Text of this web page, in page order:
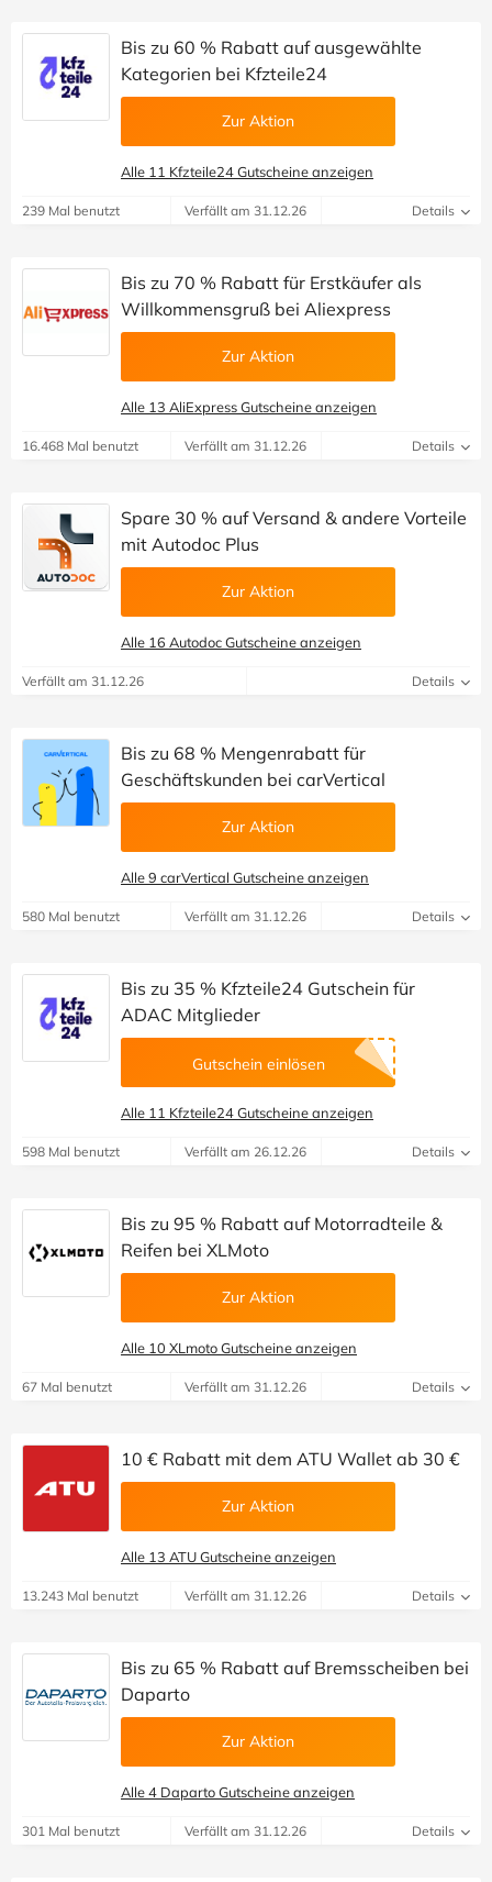
Bis zu 60 % Rabatt auf ausgewählte
Kategorien bei Kfzteile24
Zur Aktion
Alle 11 Kfzteile24 Gutscheine anzeigen
239 Mal benutzt Verfällt am 31.12.26 Details
Bis zu 70 % Rabatt für Erstkäufer als
Willkommensgruß bei Aliexpress
Zur Aktion
Alle 13 AliExpress Gutscheine anzeigen
16.468 Mal benutzt Verfällt am 31.12.26 Details
Spare 30 % auf Versand & andere Vorteile
mit Autodoc Plus
Zur Aktion
Alle 16 Autodoc Gutscheine anzeigen
Verfällt am 31.12.26 Details
Bis zu 68 % Mengenrabatt für
Geschäftskunden bei carVertical
Zur Aktion
Alle 9 carVertical Gutscheine anzeigen
580 Mal benutzt Verfällt am 31.12.26 Details
Bis zu 35 % Kfzteile24 Gutschein für
ADAC Mitglieder
Gutschein einlösen
Alle 11 Kfzteile24 Gutscheine anzeigen
598 Mal benutzt Verfällt am 26.12.26 Details
Bis zu 95 % Rabatt auf Motorradteile &
Reifen bei XLMoto
Zur Aktion
Alle 10 XLmoto Gutscheine anzeigen
67 Mal benutzt Verfällt am 31.12.26 Details
10 € Rabatt mit dem ATU Wallet ab 30 €
Zur Aktion
Alle 13 ATU Gutscheine anzeigen
13.243 Mal benutzt Verfällt am 31.12.26 Details
Bis zu 65 % Rabatt auf Bremsscheiben bei
Daparto
Zur Aktion
Alle 4 Daparto Gutscheine anzeigen
301 Mal benutzt Verfällt am 31.12.26 Details